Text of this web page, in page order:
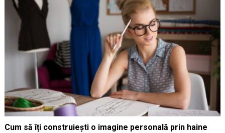
Cum să îți construiești o imagine personală prin haine